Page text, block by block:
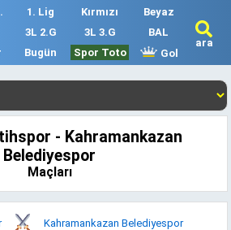
1. Lig Kırmızı
Beyaz
3L 2.G 3L 3.G
BAL
Bugün Spor Toto Gol
ara
- Kahramankazan
Belediyespor
Maçları
Kahramankazan Belediyespor